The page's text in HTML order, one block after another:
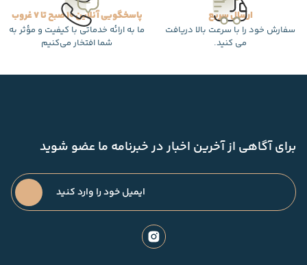
ارسال سریع
سفارش خود را با سرعت بالا دریافت
می کنید.
پاسخگویی آنلاین 10 صبح تا 7 غروب
ما به ارائه خدماتی با کیفیت و مؤثر به
شما افتخار می‌کنیم
برای آگاهی از آخرین اخبار در خبرنامه ما عضو شوید